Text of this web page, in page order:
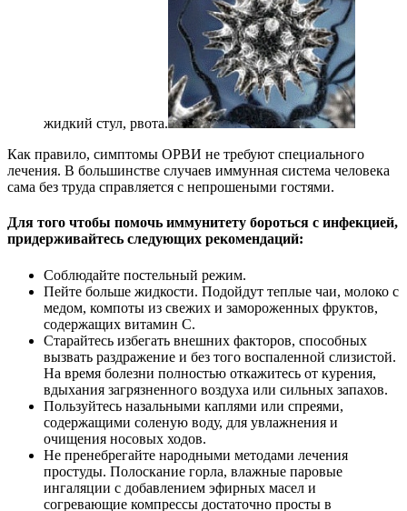
жидкий стул, рвота.
Как правило, симптомы ОРВИ не требуют специального
лечения. В большинстве случаев иммунная система человека
сама без труда справляется с непрошеными гостями.
Для того чтобы помочь иммунитету бороться с инфекцией,
придерживайтесь следующих рекомендаций:
Соблюдайте постельный режим.
Пейте больше жидкости. Подойдут теплые чаи, молоко с
медом, компоты из свежих и замороженных фруктов,
содержащих витамин С.
Старайтесь избегать внешних факторов, способных
вызвать раздражение и без того воспаленной слизистой.
На время болезни полностью откажитесь от курения,
вдыхания загрязненного воздуха или сильных запахов.
Пользуйтесь назальными каплями или спреями,
содержащими соленую воду, для увлажнения и
очищения носовых ходов.
Не пренебрегайте народными методами лечения
простуды. Полоскание горла, влажные паровые
ингаляции с добавлением эфирных масел и
согревающие компрессы достаточно просты в